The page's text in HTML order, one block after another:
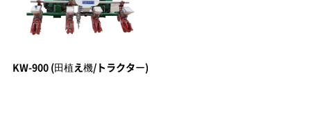
KW-900 (田植え機/トラクター)